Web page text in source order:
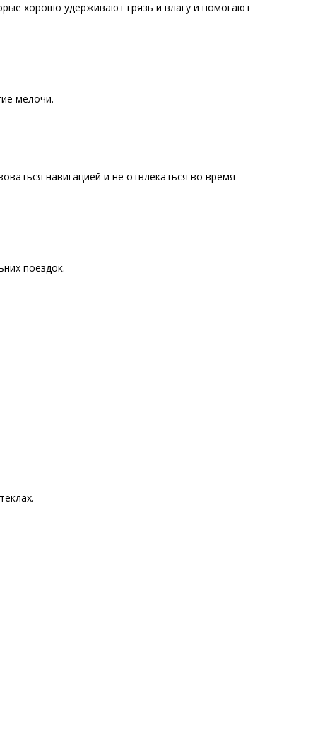
хорошо удерживают грязь и влагу и помогают
мелочи.
навигацией и не отвлекаться во время
поездок.